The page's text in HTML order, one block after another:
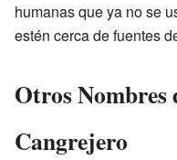
humanas que ya no se
estén cerca de fuentes
Otros Nombres
Cangrejero